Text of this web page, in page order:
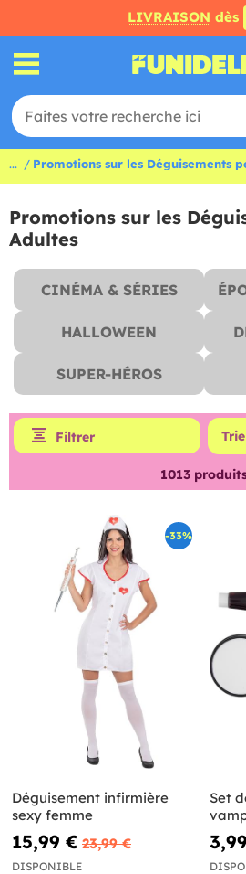
LIVRAISON dès
... Promotions sur les Déguisements
Promotions sur les
Adultes
CINÉMA & SÉRIES
HALLOWEEN
SUPER-HÉROS
Filtrer
1013
-33%
Déguisement infirmière
sexy femme
15,99 € 23,99 €
DISPONIBLE
Set